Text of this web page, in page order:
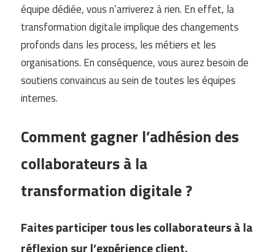
équipe dédiée, vous n’arriverez à rien. En effet, la
transformation digitale implique des changements
profonds dans les process, les métiers et les
organisations. En conséquence, vous aurez besoin de
soutiens convaincus au sein de toutes les équipes
internes.
Comment gagner l’adhésion des
collaborateurs à la
transformation digitale ?
Faites participer tous les collaborateurs à la
réflexion sur l’expérience client.